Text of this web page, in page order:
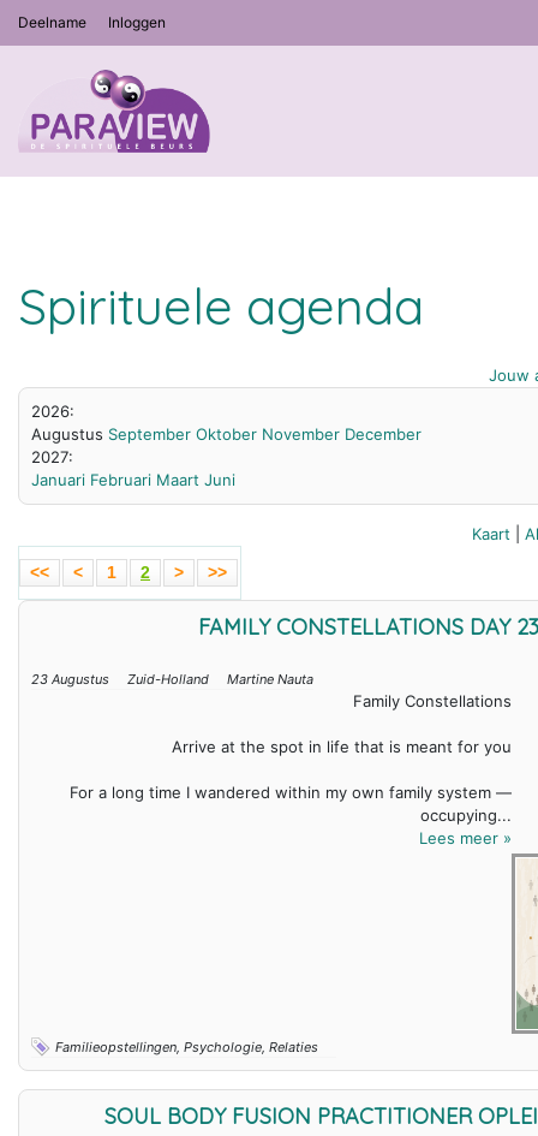
Deelname Inloggen
Spirituele agenda
Jouw
2026:
Augustus September Oktober November December
2027:
Januari Februari Maart Juni
Kaart
<<
< 1 2 > >>
FAMILY CONSTELLATIONS DAY
23 Augustus Zuid-Holland Martine Nauta
Family Constellations
Arrive at the spot in life that is meant for you
For a long time I wandered within my own family system —
occupying...
Lees meer »
Familieopstellingen, Psychologie, Relaties
SOUL BODY FUSION PRACTITIONER